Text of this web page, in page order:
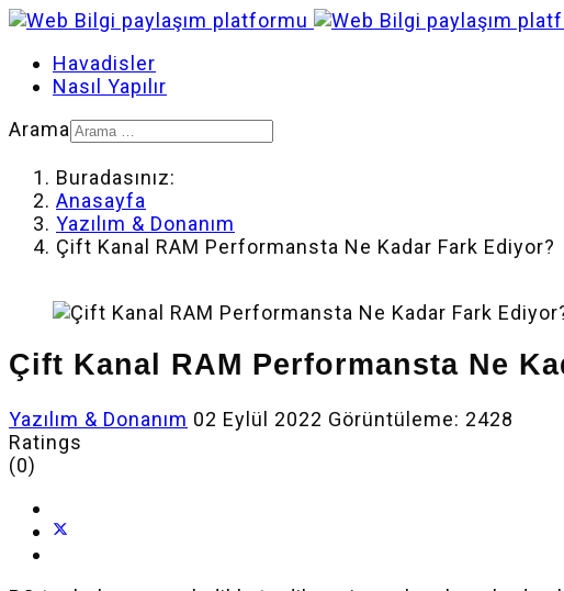
Havadisler
Nasıl Yapılır
Arama
Buradasınız:
Anasayfa
Yazılım & Donanım
Çift Kanal RAM Performansta Ne Kadar Fark Ediyor?
Çift Kanal RAM Performansta Ne
Yazılım & Donanım 02 Eylül 2022 Görüntüleme: 2428
Ratings
(0)